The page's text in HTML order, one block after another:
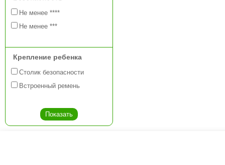
Не менее ****
Не менее ***
Крепление ребенка
Столик безопасности
Встроенный ремень